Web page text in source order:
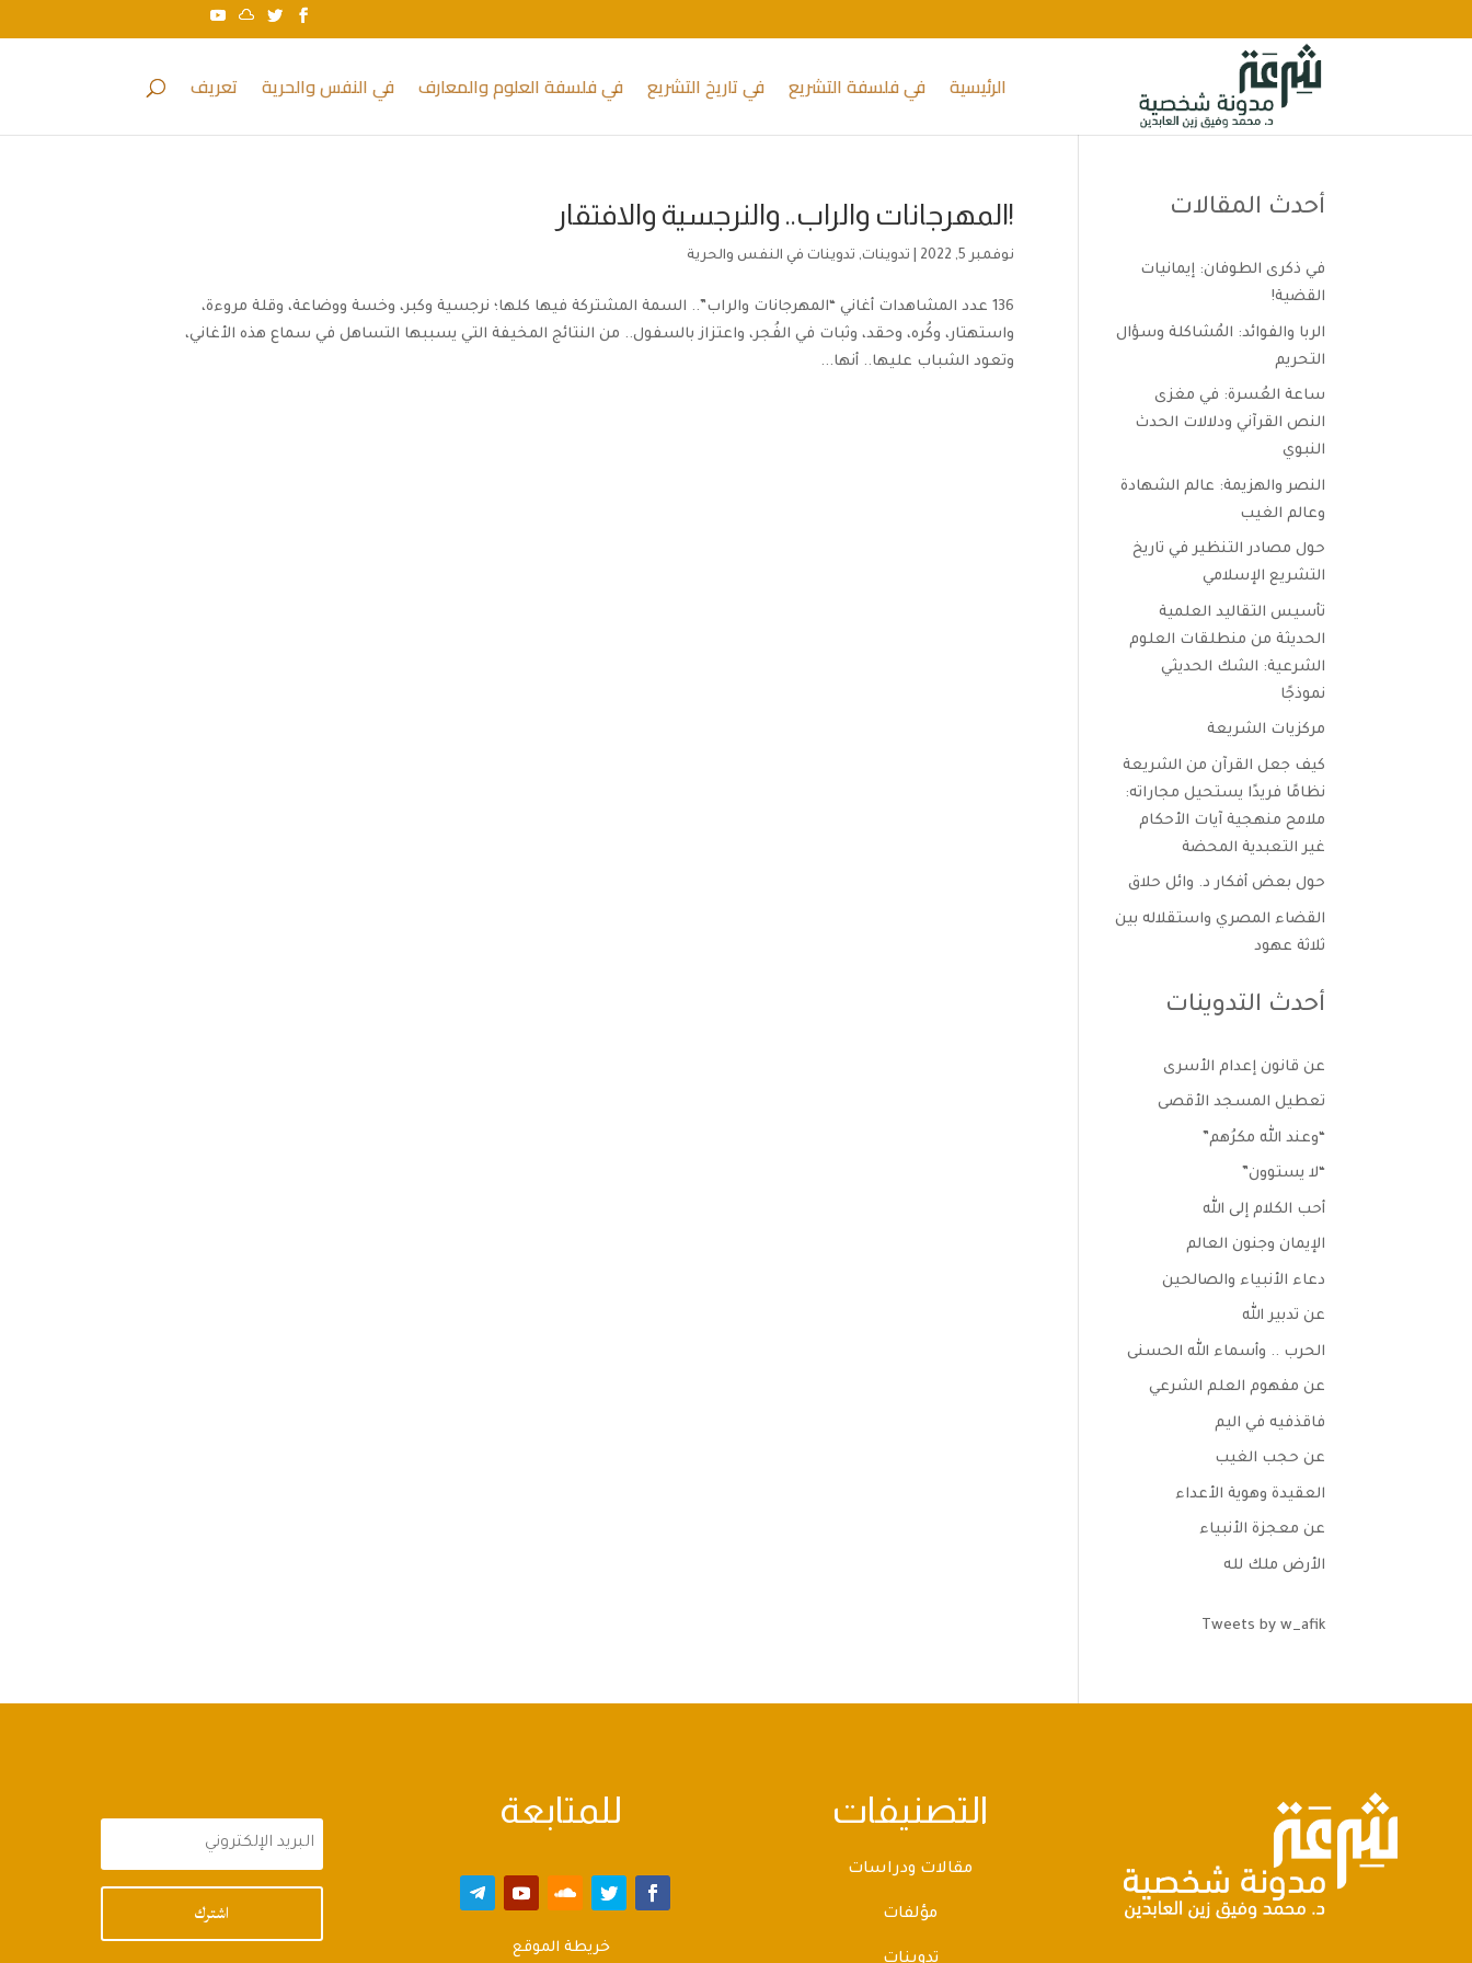
الرئيسية في فلسفة التشريع في تاريخ التشريع في فلسفة العلوم والمعارف في النفس والحرية تعريف
!المهرجانات والراب.. والنرجسية والافتقار
نوفمبر 5, 2022 تدوينات, تدوينات في النفس والحرية
136 عدد المشاهدات أغاني “المهرجانات والراب”.. السمة المشتركة فيها كلها؛ نرجسية وكبر، وخسة ووضاعة، وقلة مروءة،
واستهتار، وكُره، وحقد، وثبات في الفُجر، واعتزاز بالسفول.. من النتائج المخيفة التي يسببها التساهل في سماع هذه الأغاني،
وتعود الشباب عليها.. أنها...
أحدث المقالات
في ذكرى الطوفان: إيمانيات
القضية!
الربا والفوائد: المُشاكلة وسؤال
التحريم
ساعة العُسرة: في مغزى
النص القرآني ودلالات الحدث
النبوي
النصر والهزيمة: عالم الشهادة
وعالم الغيب
حول مصادر التنظير في تاريخ
التشريع الإسلامي
تأسيس التقاليد العلمية
الحديثة من منطلقات العلوم
الشرعية: الشك الحديثي
نموذجًا
مركزيات الشريعة
كيف جعل القرآن من الشريعة
نظامًا فريدًا يستحيل مجاراته:
ملامح منهجية آيات الأحكام
غير التعبدية المحضة
حول بعض أفكار د. وائل حلاق
القضاء المصري واستقلاله بين
ثلاثة عهود
أحدث التدوينات
عن قانون إعدام الأسرى
تعطيل المسجد الأقصى
“وعند الله مكرُهم”
“لا يستوون”
أحب الكلام إلى الله
الإيمان وجنون العالم
دعاء الأنبياء والصالحين
عن تدبير الله
الحرب .. وأسماء الله الحسنى
عن مفهوم العلم الشرعي
فاقذفيه في اليم
عن حجب الغيب
العقيدة وهوية الأعداء
عن معجزة الأنبياء
الأرض ملك لله
Tweets by w_afik
اشترك
للمتابعة
خريطة الموقع
التصنيفات
مقالات ودراسات
مؤلفات